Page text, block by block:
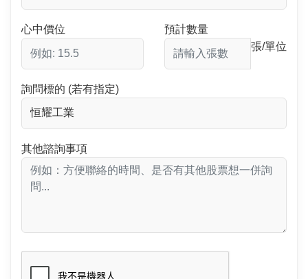
心中價位
預計數量
張/單位
詢問標的 (若有指定)
其他諮詢事項